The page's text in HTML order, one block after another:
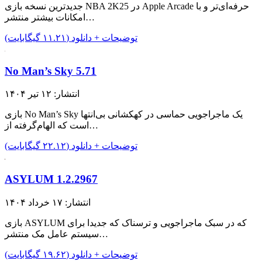
جدیدترین نسخه بازی NBA 2K25 در Apple Arcade حرفه‌ای‌تر و با
امکانات بیشتر منتشر…
توضیحات + دانلود (۱۱.۲۱ گیگابایت)
No Man’s Sky 5.71
انتشار: ۱۲ تیر ۱۴۰۴
بازی No Man’s Sky یک ماجراجویی حماسی در کهکشانی بی‌انتها
است که الهام‌گرفته از…
توضیحات + دانلود (۲۲.۱۲ گیگابایت)
ASYLUM 1.2.2967
انتشار: ۱۷ خرداد ۱۴۰۴
بازی ASYLUM که در سبک ماجراجویی و ترسناک که جدیدا برای
سیستم عامل مک منتشر…
توضیحات + دانلود (۱۹.۶۲ گیگابایت)